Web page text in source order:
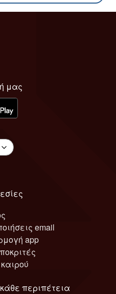
μας
email
app
περιπέτεια